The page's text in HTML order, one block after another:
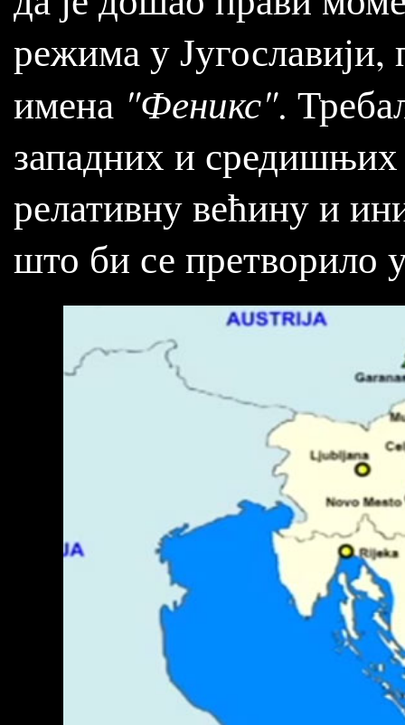
режима у Југославији,
имена "Феникс".
западних и средишњих
релативну већину и
што би се претворило